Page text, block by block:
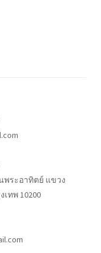
พระอาทิตย์ แขวง
ทพ 10200